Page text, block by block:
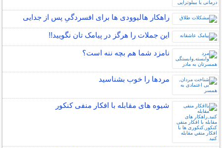
راهکار هالیوودی ها برای افسردگیِ پس از جدایی
این جملات را هرگز در پیامک تان نگویید!!
نامزد شما هم بچه ننه است؟
مردها را خوب بشناسید
شیوه های مقابله با افکار منفی کنکور